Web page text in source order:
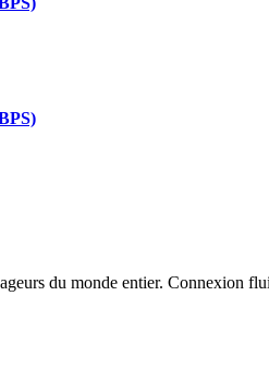
du monde entier. Connexion